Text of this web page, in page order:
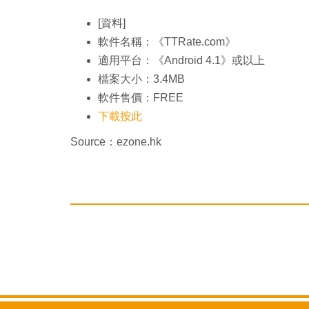
[資料]
軟件名稱：《TTRate.com》
適用平台：《Android 4.1》或以上
檔案大小：3.4MB
軟件售價：FREE
下載按此
Source：ezone.hk